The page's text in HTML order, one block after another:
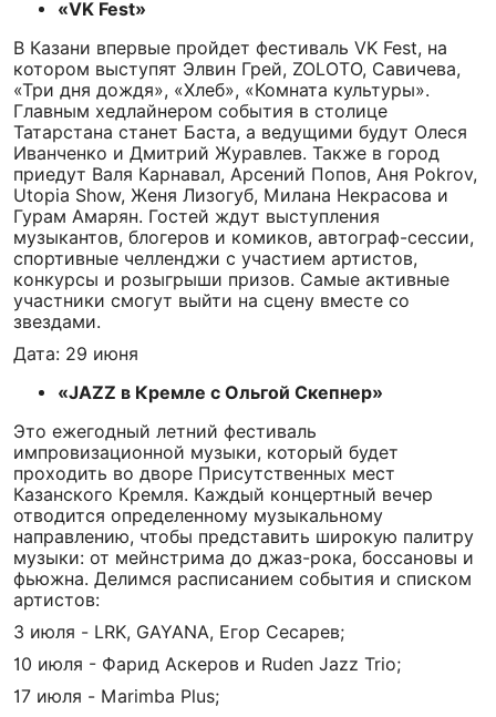
«VK Fest»
В Казани впервые пройдет фестиваль VK Fest, на
котором выступят Элвин Грей, ZOLOTO, Савичева,
«Три дня дождя», «Хлеб», «Комната культуры».
Главным хедлайнером события в столице
Татарстана станет Баста, а ведущими будут Олеся
Иванченко и Дмитрий Журавлев. Также в город
приедут Валя Карнавал, Арсений Попов, Аня Pokrov,
Utopia Show, Женя Лизогуб, Милана Некрасова и
Гурам Амарян. Гостей ждут выступления
музыкантов, блогеров и комиков, автограф-сессии,
спортивные челленджи с участием артистов,
конкурсы и розыгрыши призов. Самые активные
участники смогут выйти на сцену вместе со
звездами.
Дата: 29 июня
«JAZZ в Кремле с Ольгой Скепнер»
Это ежегодный летний фестиваль
импровизационной музыки, который будет
проходить во дворе Присутственных мест
Казанского Кремля. Каждый концертный вечер
отводится определенному музыкальному
направлению, чтобы представить широкую палитру
музыки: от мейнстрима до джаз-рока, боссановы и
фьюжна. Делимся расписанием события и списком
артистов:
3 июля - LRK, GAYANA, Егор Сесарев;
10 июля - Фарид Аскеров и Ruden Jazz Trio;
17 июля - Marimba Plus;